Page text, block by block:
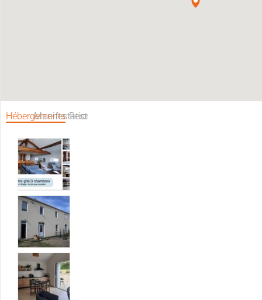
Hébergements
ManifestationsRestaurants